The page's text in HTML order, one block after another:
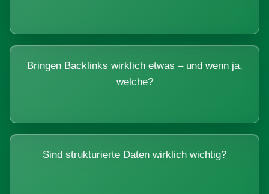
Bringen Backlinks wirklich etwas – und wenn ja,
welche?
Sind strukturierte Daten wirklich wichtig?